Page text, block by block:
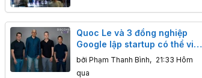
Quoc Le và 3 đồng nghiệp
Google lập startup có thể viết
lại lịch sử AI
bởi Phạm Thanh Bình, 21:33 Hôm
qua